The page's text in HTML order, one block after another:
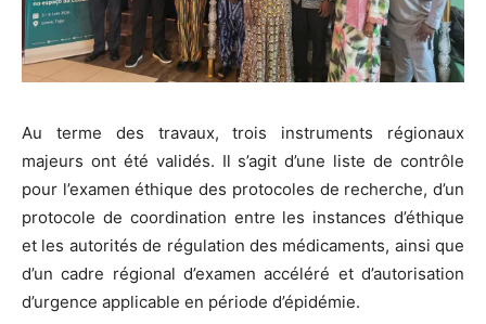
Au terme des travaux, trois instruments régionaux
majeurs ont été validés. Il s’agit d’une liste de contrôle
pour l’examen éthique des protocoles de recherche, d’un
protocole de coordination entre les instances d’éthique
et les autorités de régulation des médicaments, ainsi que
d’un cadre régional d’examen accéléré et d’autorisation
d’urgence applicable en période d’épidémie.